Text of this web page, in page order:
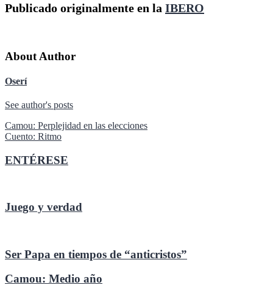
Publicado originalmente en la IBERO
About Author
Oserí
See author's posts
Navegación
de
entradas
Camou: Perplejidad en las elecciones
Cuento: Ritmo
ENTÉRESE
Juego y verdad
Ser Papa en tiempos de “anticristos”
Camou: Medio año